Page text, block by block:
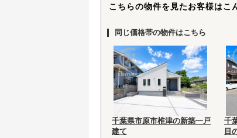
こちらの物件を見たお客様はこ
同じ価格帯の物件はこちら
千葉県市原市椎津の新築一戸
建て
千
目